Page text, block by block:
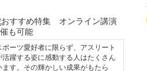
ポーツ愛好者に限らず、アスリート
活躍する姿に感動する人はたくさん
ます。その輝かしい成果がもたら